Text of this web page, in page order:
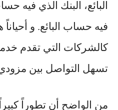
البائع، البنك الذي فيه
فيه حساب البائع. و
كالشركات التي تقدم
تسهل التواصل بين
من الواضح أن تطوراً